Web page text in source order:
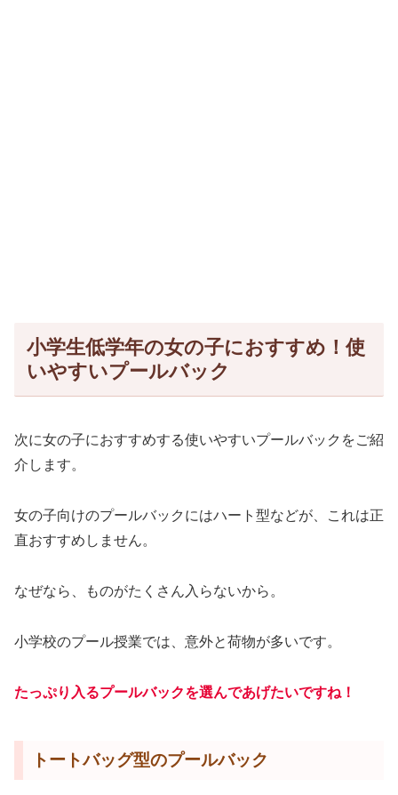
小学生低学年の女の子におすすめ！使
いやすいプールバック
次に女の子におすすめする使いやすいプールバックをご紹
介します。
女の子向けのプールバックにはハート型などが、これは正
直おすすめしません。
なぜなら、ものがたくさん入らないから。
小学校のプール授業では、意外と荷物が多いです。
たっぷり入るプールバックを選んであげたいですね！
トートバッグ型のプールバック